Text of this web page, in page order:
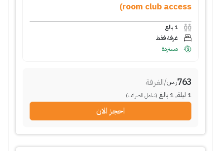
room club access)
1 بالغ
غرفة فقط
مستردة
763ر.س/الغرفة
1 ليلة,
1 بالغ (شامل الضرائب)
احجز الان